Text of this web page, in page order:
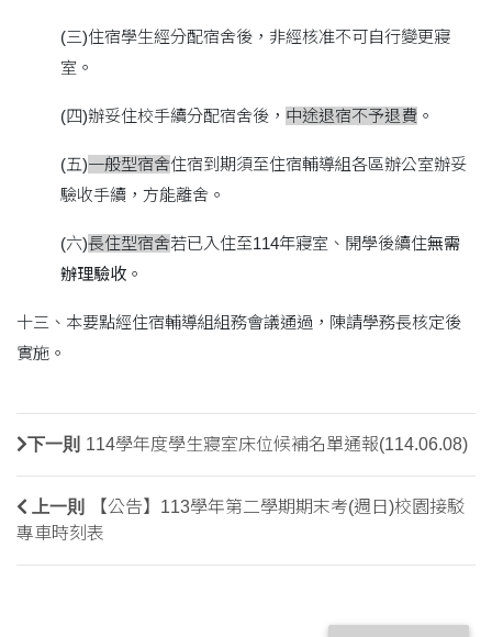
(三)住宿學生經分配宿舍後，非經核准不可自行變更寢
室。
(四)辦妥住校手續分配宿舍後， 中途退宿不予退費 。
(五)一般型宿舍住宿到期須至住宿輔導組各區辦公室辦妥
驗收手續，方能離舍。
(六)長住型宿舍若已入住至114年寢室、開學後續住無需
辦理驗收 。
十三、本要點經住宿輔導組組務會議通過，陳請學務長核定後
實施。
下一則 114學年度學生寢室床位候補名單通報(114.06.08)
上一則
【公告】113學年第二學期期末考(週日)校園接駁
專車時刻表